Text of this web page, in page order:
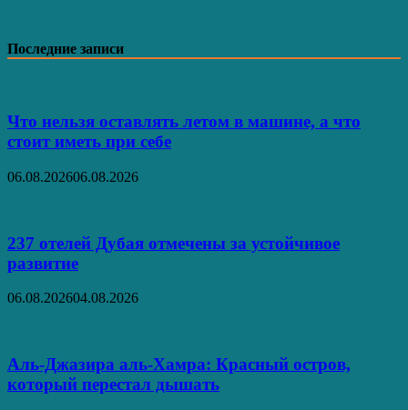
Последние записи
Что нельзя оставлять летом в машине, а что
стоит иметь при себе
06.08.202606.08.2026
237 отелей Дубая отмечены за устойчивое
развитие
06.08.202604.08.2026
Аль‑Джазира аль‑Хамра: Красный остров,
который перестал дышать